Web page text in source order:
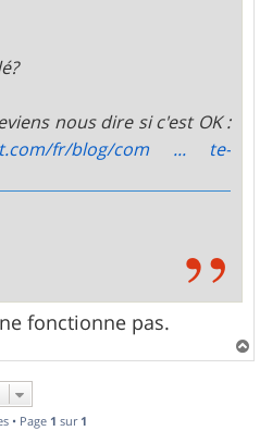
nous dire si c'est OK :
fr/blog/com ... te-
fonctionne pas.
a
• Page 1 sur 1